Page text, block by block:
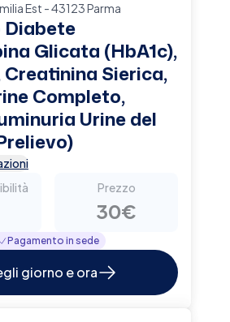
Est - 43123 Parma
Diabete
Glicata (HbA1c),
Sierica,
Completo,
Urine del
Prezzo
30€
Pagamento in sede
giorno e ora